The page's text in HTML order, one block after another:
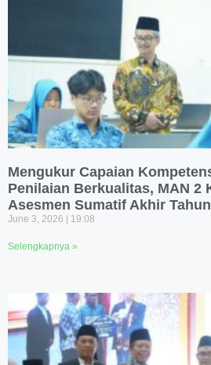
Mengukur Capaian
Penilaian Berkualitas, MAN 2
Asesmen Sumatif Akhir Tahun
June 3, 2026 19:08
Selengkapnya »